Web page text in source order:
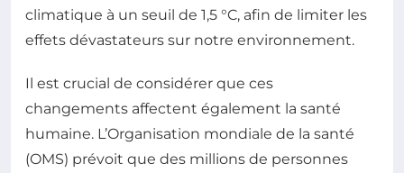
climatique à un seuil de 1,5 °C, afin de limiter les
effets dévastateurs sur notre environnement.
Il est crucial de considérer que ces
changements affectent également la santé
humaine. L’Organisation mondiale de la santé
(OMS) prévoit que des millions de personnes